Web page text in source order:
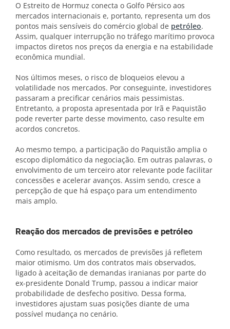
O Estreito de Hormuz conecta o Golfo Pérsico aos
mercados internacionais e, portanto, representa um dos
pontos mais sensíveis do comércio global de petróleo.
Assim, qualquer interrupção no tráfego marítimo provoca
impactos diretos nos preços da energia e na estabilidade
econômica mundial.
Nos últimos meses, o risco de bloqueios elevou a
volatilidade nos mercados. Por conseguinte, investidores
passaram a precificar cenários mais pessimistas.
Entretanto, a proposta apresentada por Irã e Paquistão
pode reverter parte desse movimento, caso resulte em
acordos concretos.
Ao mesmo tempo, a participação do Paquistão amplia o
escopo diplomático da negociação. Em outras palavras, o
envolvimento de um terceiro ator relevante pode facilitar
concessões e acelerar avanços. Assim sendo, cresce a
percepção de que há espaço para um entendimento
mais amplo.
Reação dos mercados de previsões e petróleo
Como resultado, os mercados de previsões já refletem
maior otimismo. Um dos contratos mais observados,
ligado à aceitação de demandas iranianas por parte do
ex-presidente Donald Trump, passou a indicar maior
probabilidade de desfecho positivo. Dessa forma,
investidores ajustam suas posições diante de uma
possível mudança no cenário.